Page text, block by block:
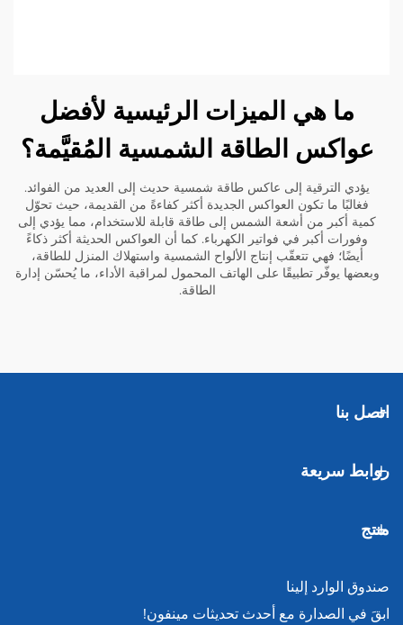
ما هي الميزات الرئيسية لأفضل
عواكس الطاقة الشمسية المُقيَّمة؟
يؤدي الترقية إلى عاكس طاقة شمسية حديث إلى العديد من الفوائد.
فغالبًا ما تكون العواكس الجديدة أكثر كفاءةً من القديمة، حيث تحوّل
كمية أكبر من أشعة الشمس إلى طاقة قابلة للاستخدام، مما يؤدي إلى
وفورات أكبر في فواتير الكهرباء. كما أن العواكس الحديثة أكثر ذكاءً
أيضًا؛ فهي تتعقّب إنتاج الألواح الشمسية واستهلاك المنزل للطاقة،
وبعضها يوفّر تطبيقًا على الهاتف المحمول لمراقبة الأداء، ما يُحسّن إدارة
الطاقة.
اتصل بنا
روابط سريعة
منتج
صندوق الوارد إلينا
ابقَ في الصدارة مع أحدث تحديثات مينفون!